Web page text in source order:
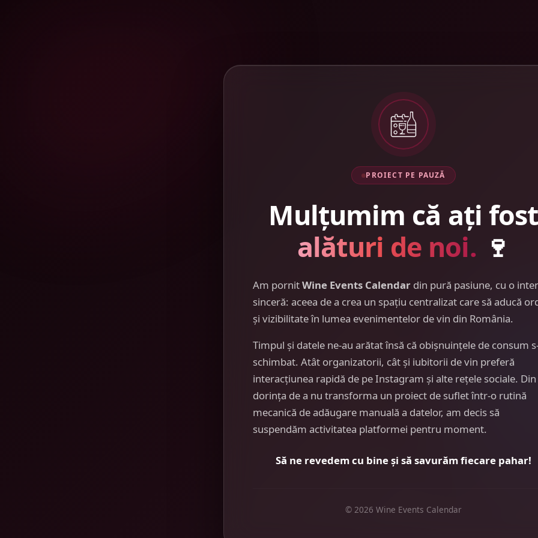
PROIECT PE PAUZĂ
Mulțumim că ați fost
alături de noi. 🍷
Am pornitWine Events Calendar din pură pasiune, cu o
sinceră: aceea de a crea un spațiu centralizat care să aducă
și vizibilitate în lumea evenimentelor de vin din România.
Timpul și datele ne-au arătat însă că obișnuințele de consum
schimbat. Atât organizatorii, cât și iubitorii de vin preferă
interacțiunea rapidă de pe Instagram și alte rețele sociale. Din
dorința de a nu transforma un proiect de suflet într-o rutină
mecanică de adăugare manuală a datelor, am decis să
suspendăm activitatea platformei pentru moment.
Să ne revedem cu bine și să savurăm fiecare pahar!
© 2026 Wine Events Calendar